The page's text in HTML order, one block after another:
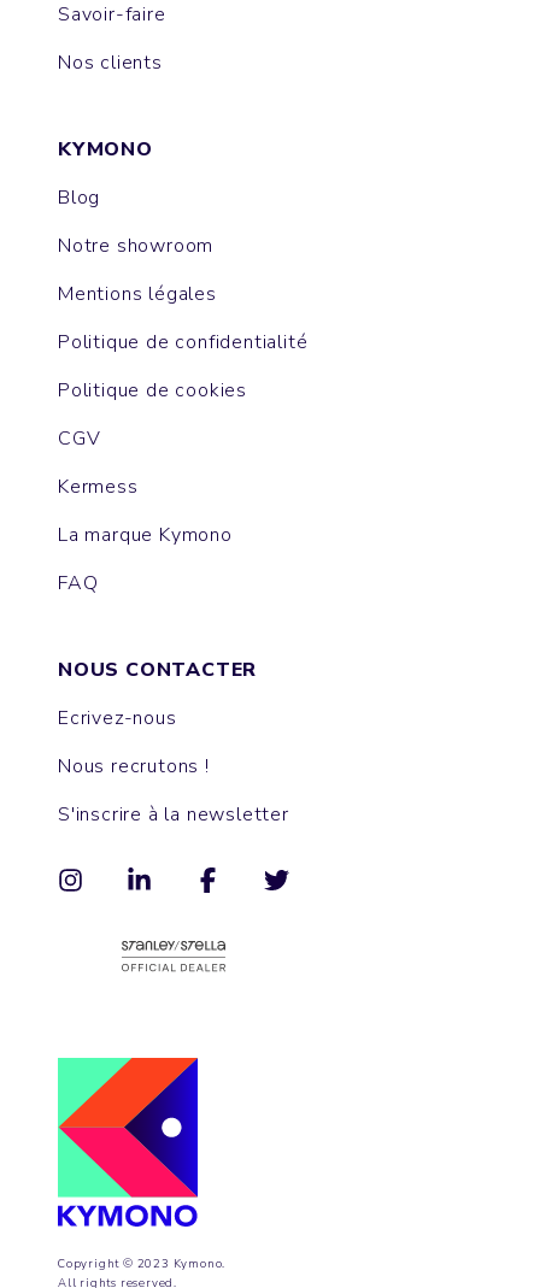
Copyright © 2023 Kymono.
All rights reserved.
Savoir-faire
Nos clients
KYMONO
Blog
Notre showroom
Mentions légales
Politique de confidentialité
Politique de cookies
CGV
Kermess
La marque Kymono
FAQ
NOUS CONTACTER
Ecrivez-nous
Nous recrutons !
S'inscrire à la newsletter